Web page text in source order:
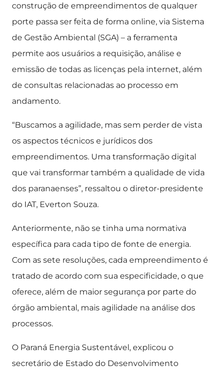
construção de empreendimentos de qualquer
porte passa ser feita de forma online, via Sistema
de Gestão Ambiental (SGA) – a ferramenta
permite aos usuários a requisição, análise e
emissão de todas as licenças pela internet, além
de consultas relacionadas ao processo em
andamento.
“Buscamos a agilidade, mas sem perder de vista
os aspectos técnicos e jurídicos dos
empreendimentos. Uma transformação digital
que vai transformar também a qualidade de vida
dos paranaenses”, ressaltou o diretor-presidente
do IAT, Everton Souza.
Anteriormente, não se tinha uma normativa
específica para cada tipo de fonte de energia.
Com as sete resoluções, cada empreendimento é
tratado de acordo com sua especificidade, o que
oferece, além de maior segurança por parte do
órgão ambiental, mais agilidade na análise dos
processos.
O Paraná Energia Sustentável, explicou o
secretário de Estado do Desenvolvimento